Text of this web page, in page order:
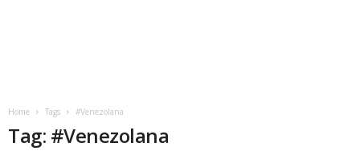
Home Tags #Venezolana
Tag: #Venezolana